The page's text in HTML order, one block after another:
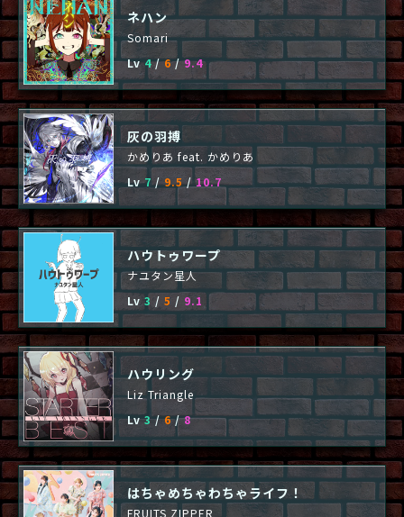
ネハン
Somari
Lv4/6/9.4
灰の羽搏
かめりあ feat. かめりあ
Lv7/9.5/10.7
ハウトゥワープ
ナユタン星人
Lv 3 / 5 / 9.1
ハウリング
Liz Triangle
Lv3/6/8
はちゃめちゃわちゃライフ！
FRUITS ZIPPER